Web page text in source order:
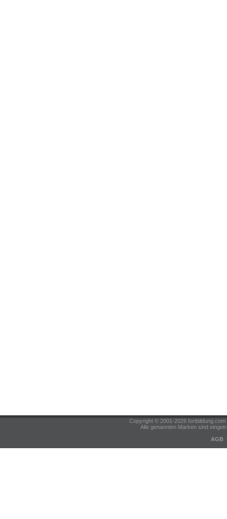
Copyright © 2001-2026
Alle genannten Marken sind
AGB